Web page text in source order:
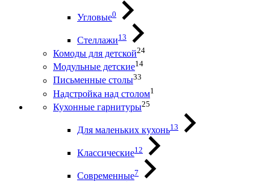
Угловые0
Стеллажи13
Комоды для детской24
Модульные детские14
Письменные столы33
Надстройка над столом1
Кухонные гарнитуры25
Для маленьких кухонь13
Классические12
Современные7